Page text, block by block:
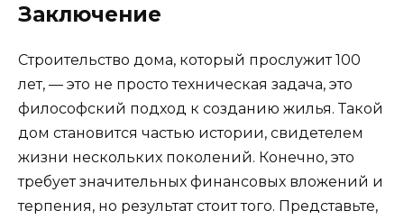
Заключение
Строительство дома, который прослужит 100
лет, — это не просто техническая задача, это
философский подход к созданию жилья. Такой
дом становится частью истории, свидетелем
жизни нескольких поколений. Конечно, это
требует значительных финансовых вложений и
терпения, но результат стоит того. Представьте,